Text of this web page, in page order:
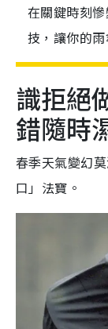
在關鍵時刻
技，讓你的
識拒絕
錯隨時
春季天氣變幻
口」法寶。